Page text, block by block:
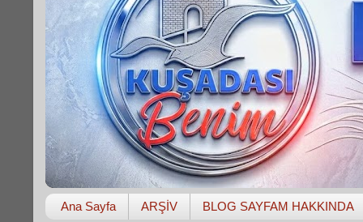
Ana Sayfa ARŞİV BLOG SAYFAM HAKKINDA